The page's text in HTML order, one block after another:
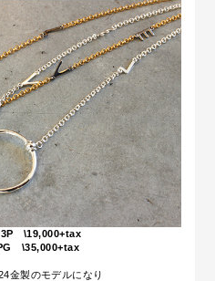
\19,000+tax
\35,000+tax
金製のモデルになり